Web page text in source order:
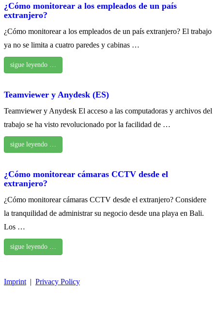
¿Cómo monitorear a los empleados de un país
extranjero?
¿Cómo monitorear a los empleados de un país extranjero? El trabajo
ya no se limita a cuatro paredes y cabinas …
sigue leyendo …
Teamviewer y Anydesk (ES)
Teamviewer y Anydesk El acceso a las computadoras y archivos del
trabajo se ha visto revolucionado por la facilidad de …
sigue leyendo …
¿Cómo monitorear cámaras CCTV desde el
extranjero?
¿Cómo monitorear cámaras CCTV desde el extranjero? Considere
la tranquilidad de administrar su negocio desde una playa en Bali.
Los …
sigue leyendo …
Imprint | Privacy Policy